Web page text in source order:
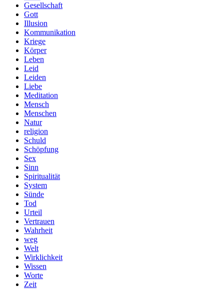
Gesellschaft
Gott
Illusion
Kommunikation
Kriege
Körper
Leben
Leid
Leiden
Liebe
Meditation
Mensch
Menschen
Natur
religion
Schuld
Schöpfung
Sex
Sinn
Spiritualität
System
Sünde
Tod
Urteil
Vertrauen
Wahrheit
weg
Welt
Wirklichkeit
Wissen
Worte
Zeit